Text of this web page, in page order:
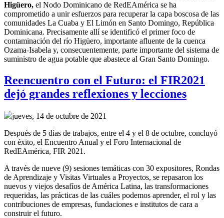
Higüero, el Nodo Dominicano de RedEAmérica se ha
comprometido a unir esfuerzos para recuperarla capa boscosa de las
comunidades La Cuaba y El Limón en Santo Domingo, República
Dominicana. Precisamente allíse identificó el primer foco de
contaminación del río Higüero, importante afluente de la cuenca
Ozama-Isabela y, consecuentemente, parte importante del sistema de
suministro de agua potable que abastece al Gran Santo Domingo.
Reencuentro con el Futuro: el FIR2021
dejó grandes reflexiones y lecciones
jueves, 14 de octubre de 2021
Después de 5 días de trabajos, entre el 4 y el 8 de octubre, concluyó
con éxito, el Encuentro Anual y el Foro Internacional de
RedEAmérica, FIR 2021.
A través de nueve (9) sesiones temáticas con 30 expositores, Rondas
de Aprendizaje y Visitas Virtuales a Proyectos, se repasaron los
nuevos y viejos desafíos de América Latina, las transformaciones
requeridas, las prácticas de las cuáles podemos aprender, el rol y las
contribuciones de empresas, fundaciones e institutos de cara a
construir el futuro.